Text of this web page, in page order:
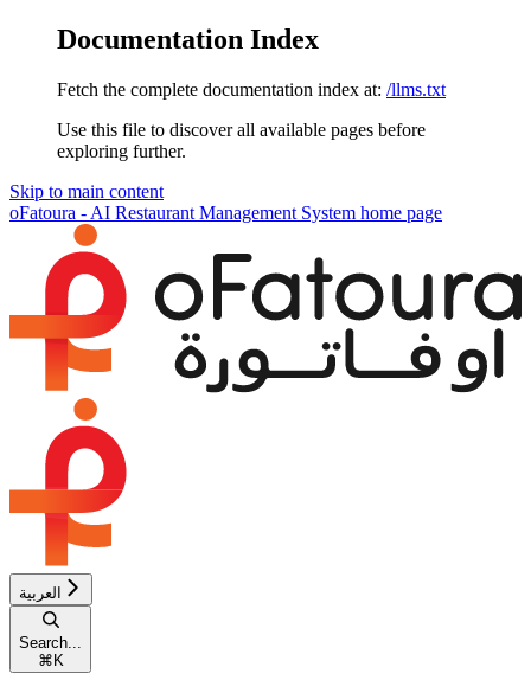
Documentation Index
Fetch the complete documentation index at: /llms.txt
Use this file to discover all available pages before
exploring further.
Skip to main content
oFatoura - AI Restaurant Management System home page
العربية
Search...
⌘K